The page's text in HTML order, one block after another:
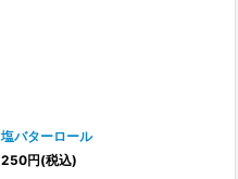
塩バターロール
250円(税込)